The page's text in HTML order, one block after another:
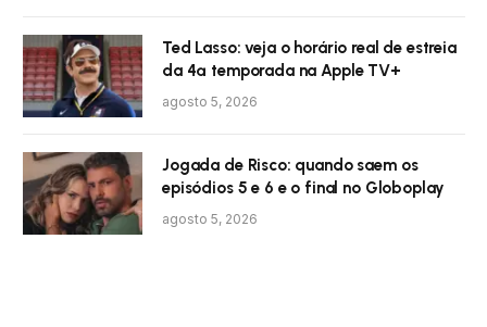
Ted Lasso: veja o horário real de estreia
da 4ª temporada na Apple TV+
agosto 5, 2026
Jogada de Risco: quando saem os
episódios 5 e 6 e o final no Globoplay
agosto 5, 2026